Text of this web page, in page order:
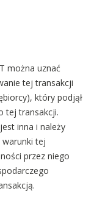
można uznać
tej transakcji
który podjął
tej transakcji.
inna i należy
tej
przez niego